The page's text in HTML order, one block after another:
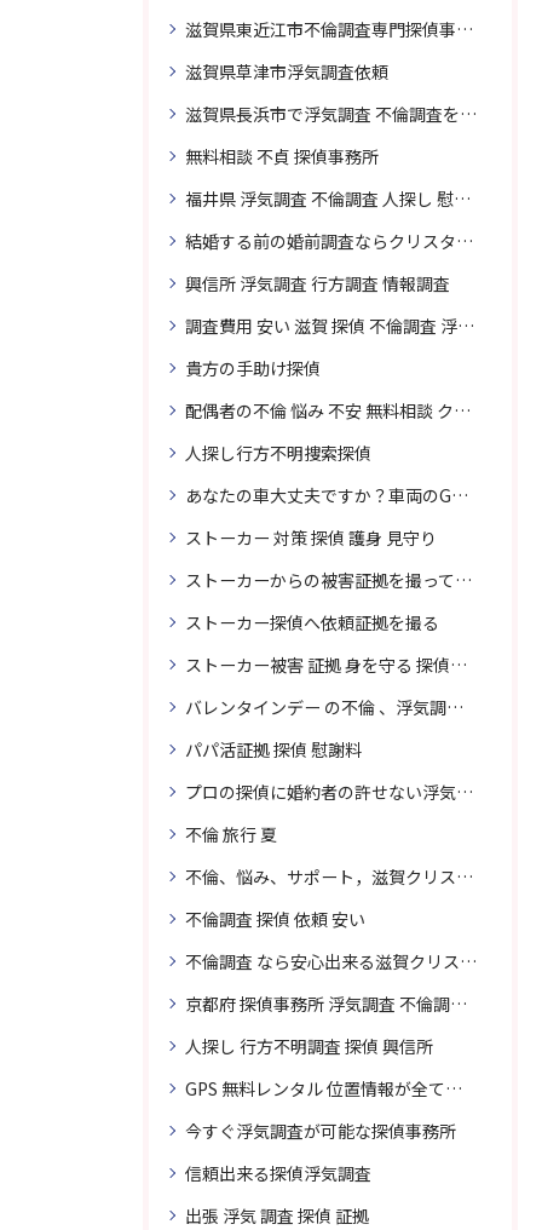
滋賀県東近江市不倫調査専門探偵事務所
滋賀県草津市浮気調査依頼
滋賀県長浜市で浮気調査 不倫調査を頼むなら
無料相談 不貞 探偵事務所
福井県 浮気調査 不倫調査 人探し 慰謝料 請求 裁判 相談 探偵 探偵事務所
結婚する前の婚前調査ならクリスタル探偵事務所へお問い合わせ
興信所 浮気調査 行方調査 情報調査
調査費用 安い 滋賀 探偵 不倫調査 浮気調査
貴方の手助け探偵
配偶者の不倫 悩み 不安 無料相談 クリスタル探偵事務所
人探し行方不明捜索探偵
あなたの車大丈夫ですか？車両のGPS捜索なら滋賀クリスタル探偵事務所
ストーカー 対策 探偵 護身 見守り
ストーカーからの被害証拠を撮って貴女を護ります
ストーカー探偵へ依頼証拠を撮る
ストーカー被害 証拠 身を守る 探偵に頼む
バレンタインデー の不倫 、浮気調査に強い探偵
パパ活証拠 探偵 慰謝料
プロの探偵に婚約者の許せない浮気、無料相談で解決
不倫 旅行 夏
不倫、悩み、サポート，滋賀クリスタル探偵
不倫調査 探偵 依頼 安い
不倫調査 なら安心出来る滋賀クリスタル探偵事務所へご依頼
京都府 探偵事務所 浮気調査 不倫調査 専門 無料相談
人探し 行方不明調査 探偵 興信所
GPS 無料レンタル 位置情報が全てわかります
今すぐ浮気調査が可能な探偵事務所
信頼出来る探偵浮気調査
出張 浮気 調査 探偵 証拠